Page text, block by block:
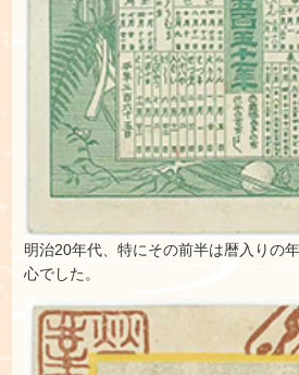
明治20年代、特にその前半は暦入りの
心でした。